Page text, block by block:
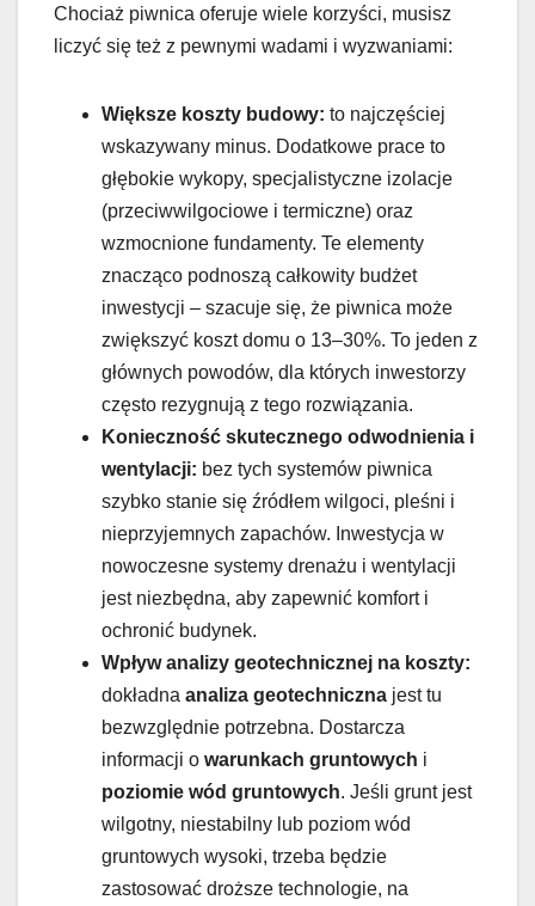
Chociaż piwnica oferuje wiele korzyści, musisz
liczyć się też z pewnymi wadami i wyzwaniami:
Większe koszty budowy: to najczęściej
wskazywany minus. Dodatkowe prace to
głębokie wykopy, specjalistyczne izolacje
(przeciwwilgociowe i termiczne) oraz
wzmocnione fundamenty. Te elementy
znacząco podnoszą całkowity budżet
inwestycji – szacuje się, że piwnica może
zwiększyć koszt domu o 13–30%. To jeden z
głównych powodów, dla których inwestorzy
często rezygnują z tego rozwiązania.
Konieczność skutecznego odwodnienia i
wentylacji: bez tych systemów piwnica
szybko stanie się źródłem wilgoci, pleśni i
nieprzyjemnych zapachów. Inwestycja w
nowoczesne systemy drenażu i wentylacji
jest niezbędna, aby zapewnić komfort i
ochronić budynek.
Wpływ analizy geotechnicznej na koszty:
dokładna analiza geotechniczna jest tu
bezwzględnie potrzebna. Dostarcza
informacji o warunkach gruntowych i
poziomie wód gruntowych. Jeśli grunt jest
wilgotny, niestabilny lub poziom wód
gruntowych wysoki, trzeba będzie
zastosować droższe technologie, na